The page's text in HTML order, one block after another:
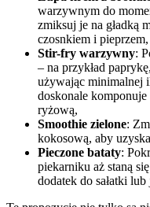
warzywnym do
zmiksuj je na gładką
czosnkiem i pieprzem,
Stir-fry warzywny:
– na przykład
używając minimalnej
doskonale
ryżową,
Smoothie zielone:
kokosową, aby
Pieczone bataty:
piekarniku aż staną
dodatek do sałatki